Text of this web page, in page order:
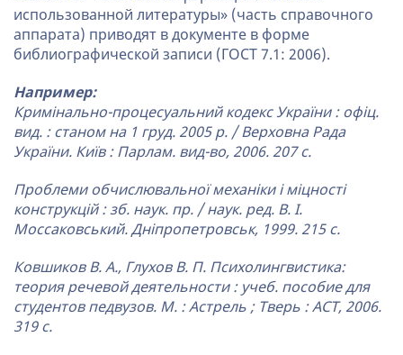
использованной литературы» (часть справочного
аппарата) приводят в документе в форме
библиографической записи (ГОСТ 7.1: 2006).
Например:
Кримінально-процесуальний кодекс України : офіц.
вид. : станом на 1 груд. 2005 р. / Верховна Рада
України. Київ : Парлам. вид-во, 2006. 207 с.
Проблеми обчислювальної механіки і міцності
конструкцій : зб. наук. пр. / наук. ред. В. І.
Моссаковський. Дніпропетровськ, 1999. 215 с.
Ковшиков В. А., Глухов В. П. Психолингвистика:
теория речевой деятельности : учеб. пособие для
студентов педвузов. М. : Астрель ; Тверь : АСТ, 2006.
319 с.